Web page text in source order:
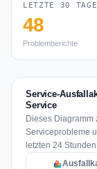
LETZTE 30 TAGE
48
Problemberichte
Service-
Service
Dieses Diagramm
Serviceprobleme
letzten 24